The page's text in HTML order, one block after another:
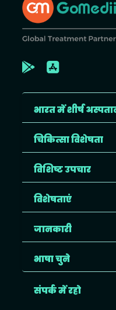
भारत में शीर्ष
चिकित्सा विशेषता
विशिष्ट उपचार
विशेषताएं
जानकारी
भाषा चुने
संपर्क में रहो